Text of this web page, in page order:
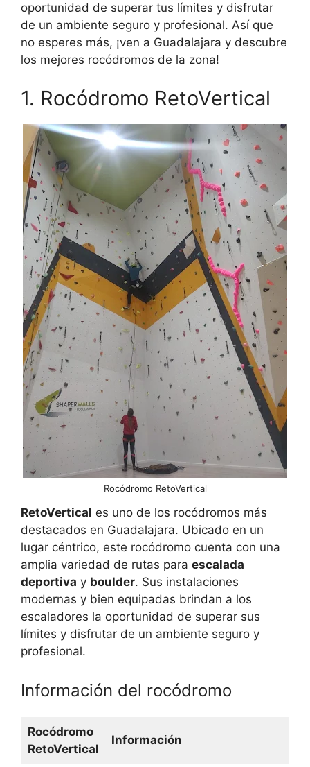
oportunidad de superar tus límites y disfrutar
de un ambiente seguro y profesional. Así que
no esperes más, ¡ven a Guadalajara y descubre
los mejores rocódromos de la zona!
1. Rocódromo RetoVertical
Rocódromo RetoVertical
RetoVertical es uno de los rocódromos más
destacados en Guadalajara. Ubicado en un
lugar céntrico, este rocódromo cuenta con una
amplia variedad de rutas para escalada
deportiva y boulder. Sus instalaciones
modernas y bien equipadas brindan a los
escaladores la oportunidad de superar sus
límites y disfrutar de un ambiente seguro y
profesional.
Información del rocódromo
Rocódromo
RetoVertical
Información